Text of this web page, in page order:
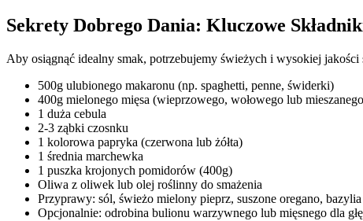
Sekrety Dobrego Dania: Kluczowe
Aby osiągnąć idealny smak, potrzebujemy świeżych i wysokiej
500g ulubionego makaronu (np. spaghetti, penne, świderki)
400g mielonego mięsa (wieprzowego, wołowego lub
1 duża cebula
2-3 ząbki czosnku
1 kolorowa papryka (czerwona lub żółta)
1 średnia marchewka
1 puszka krojonych pomidorów (400g)
Oliwa z oliwek lub olej roślinny do smażenia
Przyprawy: sól, świeżo mielony pieprz, suszone oregano,
Opcjonalnie: odrobina bulionu warzywnego lub mięsnego dla